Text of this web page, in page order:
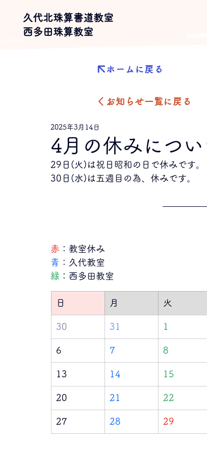
久代北珠算書道教室
​西多田珠算教室​
ホームに戻る
お知らせ一覧に戻る
4月の休みについ
2025年3月14日
29日(火)は祝日昭和の日で休みです。
30日(水)は五週目の為、休みです。
赤 ：教室休み
青 ：久代教室
緑 ：西多田教室
日 月 火
30 31 1
6 7 8
13 14 15
20 21 22
27 28 29